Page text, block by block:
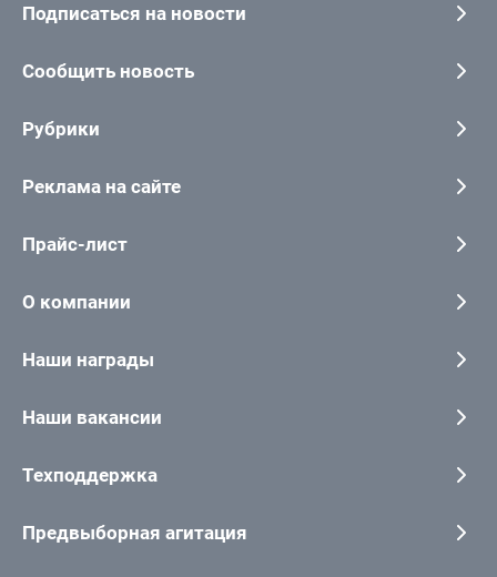
Подписаться на новости
Сообщить новость
Рубрики
Реклама на сайте
Прайс-лист
О компании
Наши награды
Наши вакансии
Техподдержка
Предвыборная агитация